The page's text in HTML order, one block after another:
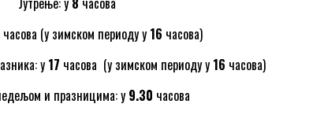
часова (у зимском периоду у 16 часова)
у 17 часова (у зимском периоду у 16 часова)
и празницима: у 9.30 часова